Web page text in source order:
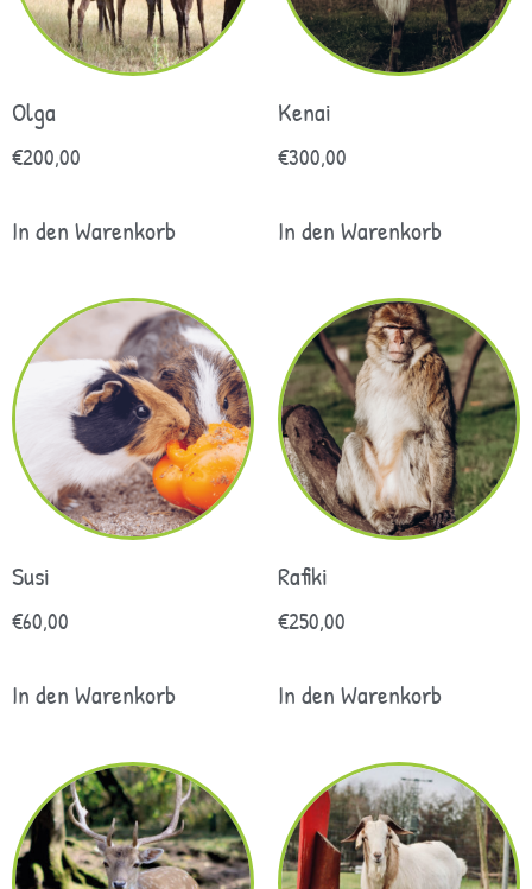
Olga
€200,00
In den Warenkorb
Kenai
€300,00
In den Warenkorb
Susi
€60,00
In den Warenkorb
Rafiki
€250,00
In den Warenkorb